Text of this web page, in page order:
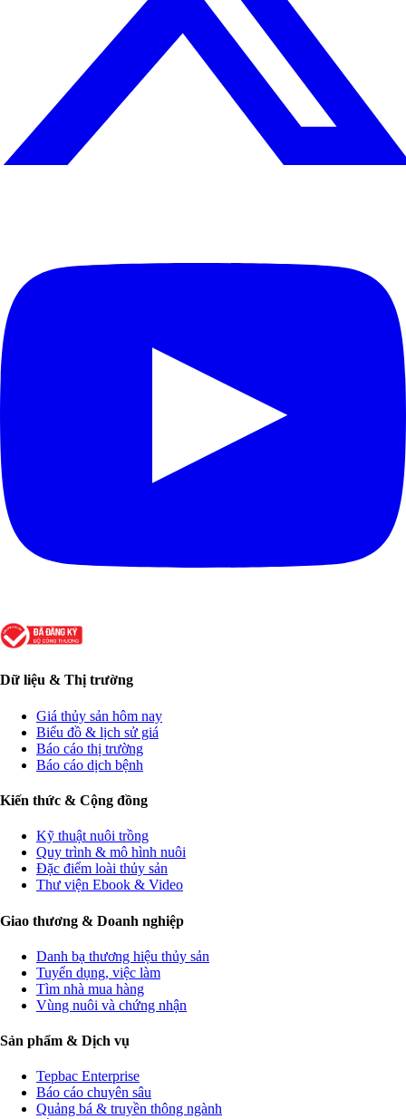
Dữ liệu & Thị trường
Giá thủy sản hôm nay
Biểu đồ & lịch sử giá
Báo cáo thị trường
Báo cáo dịch bệnh
Kiến thức & Cộng đồng
Kỹ thuật nuôi trồng
Quy trình & mô hình nuôi
Đặc điểm loài thủy sản
Thư viện Ebook & Video
Giao thương & Doanh nghiệp
Danh bạ thương hiệu thủy sản
Tuyển dụng, việc làm
Tìm nhà mua hàng
Vùng nuôi và chứng nhận
Sản phẩm & Dịch vụ
Tepbac Enterprise
Báo cáo chuyên sâu
Quảng bá & truyền thông ngành